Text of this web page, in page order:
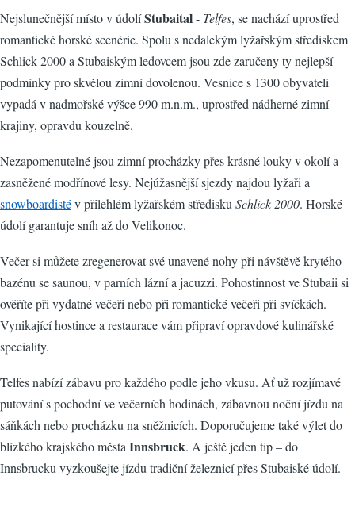
Nejslunečnější místo v údolíStubaital- Telfes, se nachází uprostřed
romantické horské scenérie. Spolu s nedalekým lyžařským střediskem
Schlick 2000 a Stubaiským ledovcem jsou zde zaručeny ty nejlepší
podmínky pro skvělou zimní dovolenou. Vesnice s 1300 obyvateli
vypadá v nadmořské výšce 990 m.n.m., uprostřed nádherné zimní
krajiny, opravdu kouzelně.
Nezapomenutelné jsou zimní procházky přes krásné louky v okolí a
zasněžené modřínové lesy. Nejúžasnější sjezdy najdou lyžaři a
snowboardistév přilehlém lyžařském středisku Schlick 2000. Horské
údolí garantuje sníh až do Velikonoc.
Večer si můžete zregenerovat své unavené nohy při návštěvě krytého
bazénu se saunou, v parních lázní a jacuzzi. Pohostinnost ve Stubaii si
ověříte při vydatné večeři nebo při romantické večeři při svíčkách.
Vynikající hostince a restaurace vám připraví opravdové kulinářské
speciality.
Telfes nabízí zábavu pro každého podle jeho vkusu. Ať už rozjímavé
putování s pochodní ve večerních hodinách, zábavnou noční jízdu na
sáňkách nebo procházku na sněžnicích. Doporučujeme také výlet do
blízkého krajského města Innsbruck. A ještě jeden tip – do
Innsbrucku vyzkoušejte jízdu tradiční železnicí přes Stubaiské údolí.